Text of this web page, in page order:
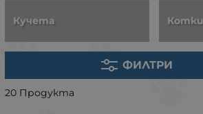
Кучета Котки
ФИЛТРИ
20 Продукта